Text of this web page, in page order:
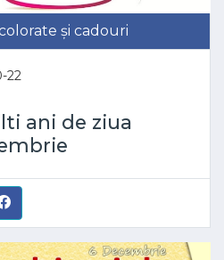
și cadouri
22
ani de ziua